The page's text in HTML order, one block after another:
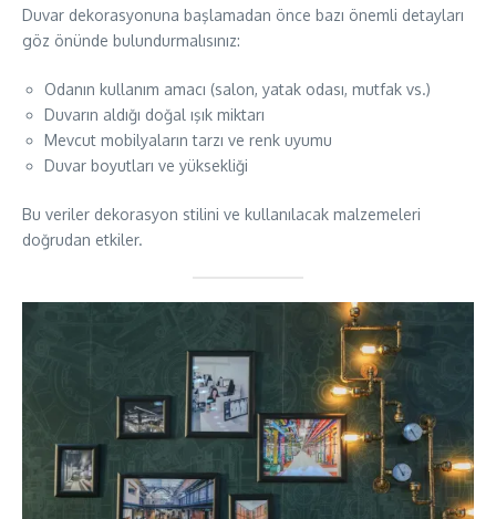
Duvar dekorasyonuna başlamadan önce bazı önemli detayları
göz önünde bulundurmalısınız:
Odanın kullanım amacı (salon, yatak odası, mutfak vs.)
Duvarın aldığı doğal ışık miktarı
Mevcut mobilyaların tarzı ve renk uyumu
Duvar boyutları ve yüksekliği
Bu veriler dekorasyon stilini ve kullanılacak malzemeleri
doğrudan etkiler.